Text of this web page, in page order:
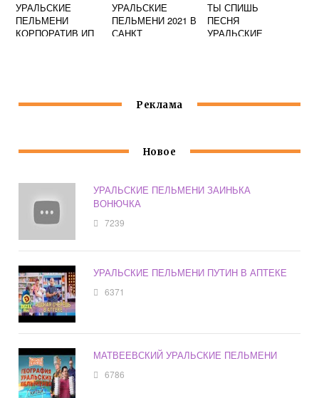
УРАЛЬСКИЕ
ПЕЛЬМЕНИ
КОРПОРАТИВ ИП
УРАЛЬСКИЕ
ПЕЛЬМЕНИ 2021 В
САНКТ
ТЫ СПИШЬ
ПЕСНЯ
УРАЛЬСКИЕ
Реклама
Новое
УРАЛЬСКИЕ ПЕЛЬМЕНИ ЗАИНЬКА
ВОНЮЧКА
7239
УРАЛЬСКИЕ ПЕЛЬМЕНИ ПУТИН В АПТЕКЕ
6371
МАТВЕЕВСКИЙ УРАЛЬСКИЕ ПЕЛЬМЕНИ
6786